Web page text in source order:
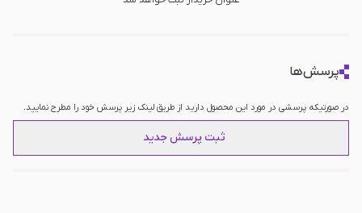
پرسش‌ها
در صورتیکه پرسشی در مورد این محصول دارید از طریق لینک زیر پرسش خود را مطرح نمایید.
ثبت پرسش جدید